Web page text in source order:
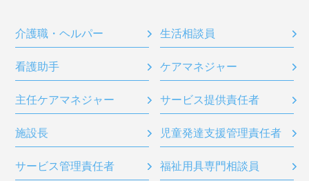
介護職・ヘルパー 生活相談員
看護助手 ケアマネジャー
主任ケアマネジャー サービス提供責任者
施設長 児童発達支援管理責任者
サービス管理責任者 福祉用具専門相談員